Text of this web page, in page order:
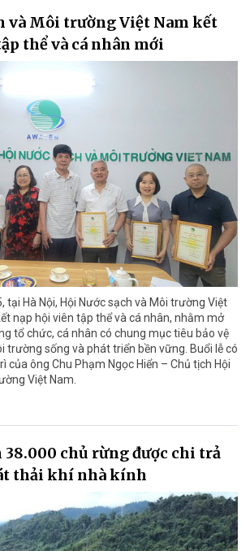
và Môi trường Việt Nam kết
thể và cá nhân mới
tại Hà Nội, Hội Nước sạch và Môi trường Việt
nạp hội viên tập thể và cá nhân, nhằm mở
tổ chức, cá nhân có chung mục tiêu bảo vệ
trường sống và phát triển bền vững. Buổi lễ có
của ông Chu Phạm Ngọc Hiển – Chủ tịch Hội
Việt Nam.
38.000 chủ rừng được chi trả
thải khí nhà kính